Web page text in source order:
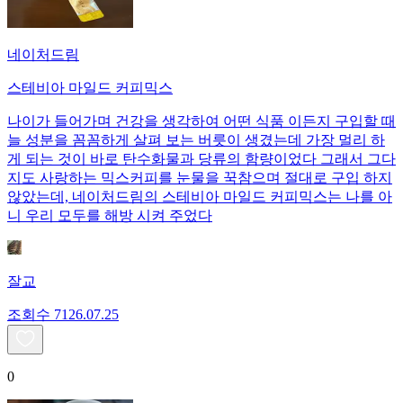
네이처드림
스테비아 마일드 커피믹스
나이가 들어가며 건강을 생각하여 어떤 식품 이든지 구입할 때
늘 성분을 꼼꼼하게 살펴 보는 버릇이 생겼는데 가장 멀리 하
게 되는 것이 바로 탄수화물과 당류의 함량이었다 그래서 그다
지도 사랑하는 믹스커피를 눈물을 꾹참으며 절대로 구입 하지
않았는데, 네이처드림의 스테비아 마일드 커피믹스는 나를 아
니 우리 모두를 해방 시켜 주었다
잘교
조회수 71 26.07.25
0